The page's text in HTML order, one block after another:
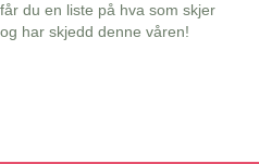
får du en liste på hva som skjer
og har skjedd denne våren!